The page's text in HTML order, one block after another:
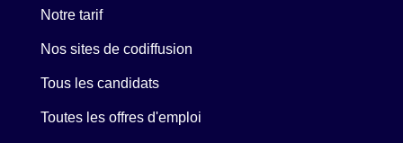
Notre tarif
Nos sites de codiffusion
Tous les candidats
Toutes les offres d'emploi